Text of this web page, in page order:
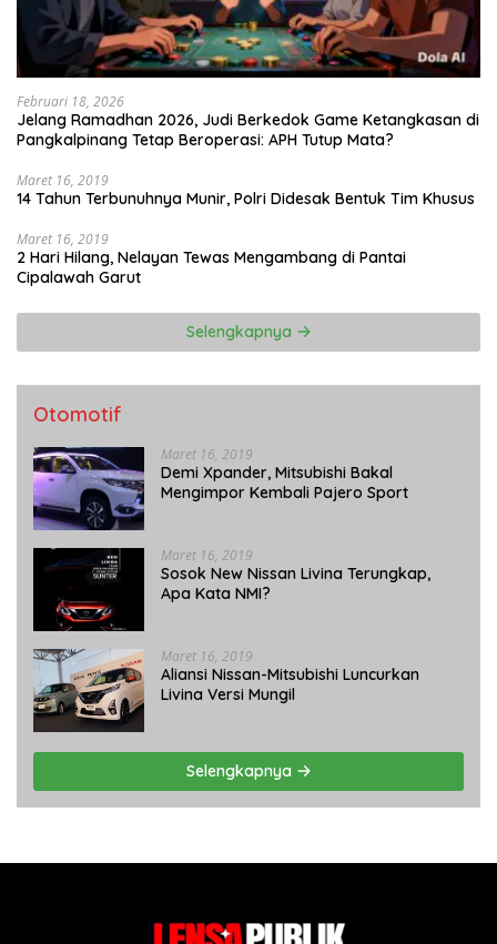
Februari 18, 2026
Jelang Ramadhan 2026, Judi Berkedok Game Ketangkasan di
Pangkalpinang Tetap Beroperasi: APH Tutup Mata?
Maret 16, 2019
14 Tahun Terbunuhnya Munir, Polri Didesak Bentuk Tim Khusus
Maret 16, 2019
2 Hari Hilang, Nelayan Tewas Mengambang di Pantai
Cipalawah Garut
Selengkapnya
Otomotif
Maret 16, 2019
Demi Xpander, Mitsubishi Bakal
Mengimpor Kembali Pajero Sport
Maret 16, 2019
Sosok New Nissan Livina Terungkap,
Apa Kata NMI?
Maret 16, 2019
Aliansi Nissan-Mitsubishi Luncurkan
Livina Versi Mungil
Selengkapnya